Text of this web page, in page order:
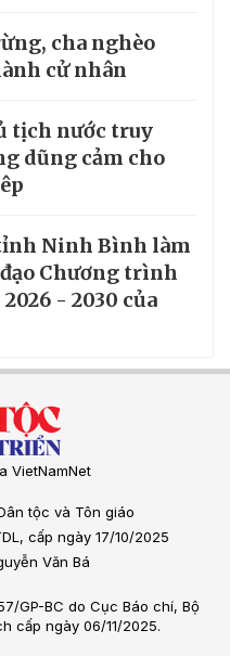
cha nghèo
cử nhân
tịch nước truy
dũng cảm cho
Ninh Bình làm
Chương trình
- 2030 của
VietNamNet
tộc và Tôn giáo
cấp ngày 17/10/2025
Văn Bá
GP-BC do Cục Báo chí, Bộ
cấp ngày 06/11/2025.